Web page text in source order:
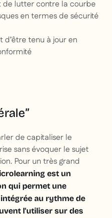
de lutter contre la courbe
en termes de sécurité
tenu à jour en
de capitaliser le
sans évoquer le sujet
Pour un très grand
est un
qui permet une
au rythme de
l'utiliser sur des